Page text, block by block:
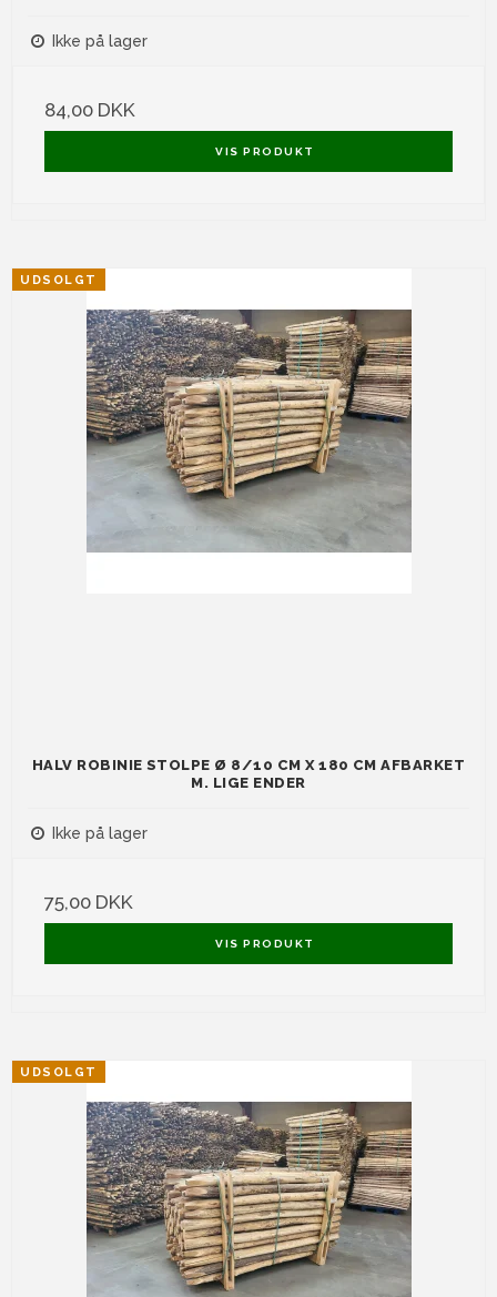
Ikke på lager
84,00 DKK
VIS PRODUKT
UDSOLGT
HALV ROBINIE STOLPE Ø 8/10 CM X 180 CM AFBARKET
M. LIGE ENDER
Ikke på lager
75,00 DKK
VIS PRODUKT
UDSOLGT